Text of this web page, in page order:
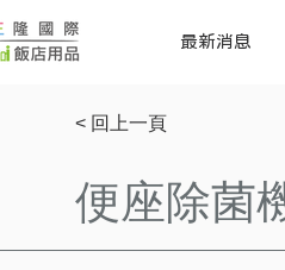
最新消息
< 回上一頁
便座除菌